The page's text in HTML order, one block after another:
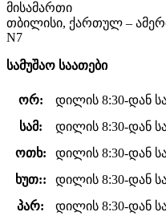
მისამართი
თბილისი, ქართულ –
N7
სამუშაო საათები
ორ:
დილის 8:30-დან
სამ:
დილის 8:30-დან
ოთხ:
დილის 8:30-დან
ხუთ::
დილის 8:30-დან
პარ:
დილის 8:30-დან